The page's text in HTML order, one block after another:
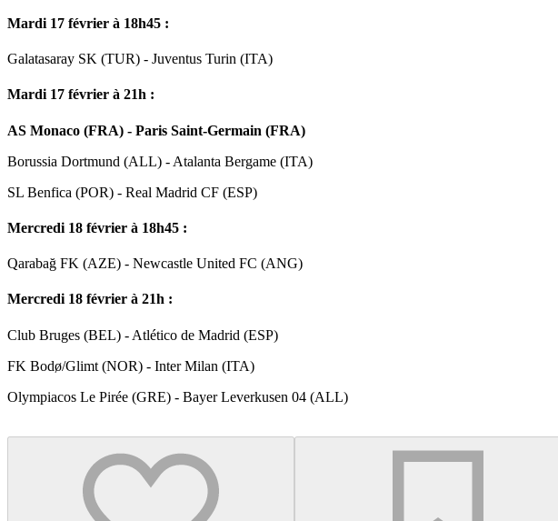
Mardi 17 février à 18h45 :
Galatasaray SK (TUR) - Juventus Turin (ITA)
Mardi 17 février à 21h :
AS Monaco (FRA) - Paris Saint-Germain (FRA)
Borussia Dortmund (ALL) - Atalanta Bergame (ITA)
SL Benfica (POR) - Real Madrid CF (ESP)
Mercredi 18 février à 18h45 :
Qarabağ FK (AZE) - Newcastle United FC (ANG)
Mercredi 18 février à 21h :
Club Bruges (BEL) - Atlético de Madrid (ESP)
FK Bodø/Glimt (NOR) - Inter Milan (ITA)
Olympiacos Le Pirée (GRE) - Bayer Leverkusen 04 (ALL)